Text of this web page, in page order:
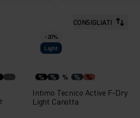
CONSIGLIATI
-20%
Light
% % % % %
Intimo Tecnico Active F-Dry
Light Canotta